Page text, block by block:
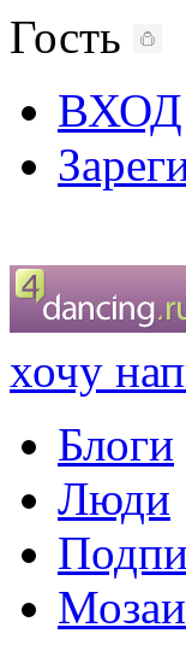
Гость
ВХОД
хочу
Блоги
Люди